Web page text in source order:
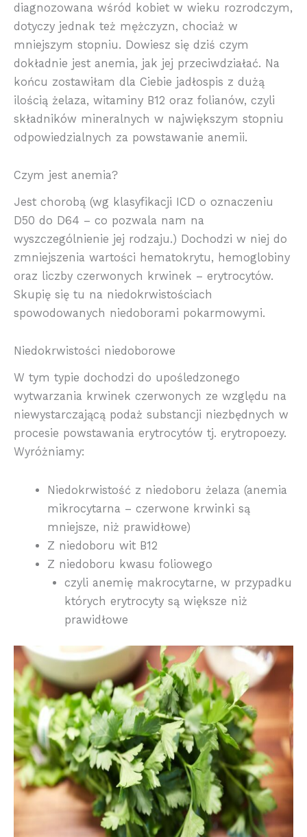
diagnozowana wśród kobiet w wieku rozrodczym,
dotyczy jednak też mężczyzn, chociaż w
mniejszym stopniu. Dowiesz się dziś czym
dokładnie jest anemia, jak jej przeciwdziałać. Na
końcu zostawiłam dla Ciebie jadłospis z dużą
ilością żelaza, witaminy B12 oraz folianów, czyli
składników mineralnych w największym stopniu
odpowiedzialnych za powstawanie anemii.
Czym jest anemia?
Jest chorobą (wg klasyfikacji ICD o oznaczeniu
D50 do D64 – co pozwala nam na
wyszczególnienie jej rodzaju.) Dochodzi w niej do
zmniejszenia wartości hematokrytu, hemoglobiny
oraz liczby czerwonych krwinek – erytrocytów.
Skupię się tu na niedokrwistościach
spowodowanych niedoborami pokarmowymi.
Niedokrwistości niedoborowe
W tym typie dochodzi do upośledzonego
wytwarzania krwinek czerwonych ze względu na
niewystarczającą podaż substancji niezbędnych w
procesie powstawania erytrocytów tj. erytropoezy.
Wyróżniamy:
Niedokrwistość z niedoboru żelaza (anemia
mikrocytarna – czerwone krwinki są
mniejsze, niż prawidłowe)
Z niedoboru wit B12
Z niedoboru kwasu foliowego
czyli anemię makrocytarne, w przypadku
których erytrocyty są większe niż
prawidłowe